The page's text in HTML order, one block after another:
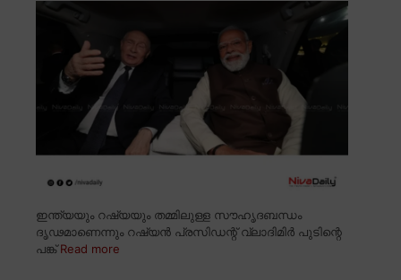
ഇന്ത്യയും റഷ്യയും തമ്മിലുള്ള സൗഹൃദബന്ധം
ദൃഢമാണെന്നും റഷ്യൻ പ്രസിഡന്റ് വ്ലാദിമിർ പുടിന്റെ
പങ്ക്Read more